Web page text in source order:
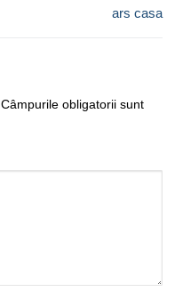
ars casa
Câmpurile obligatorii sunt